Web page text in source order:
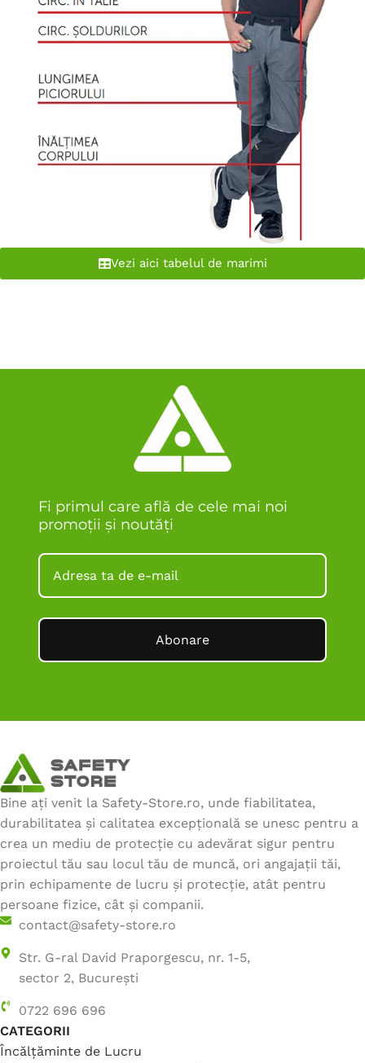
Vezi aici tabelul de marimi
Fi primul care află de cele mai noi
promoții și noutăți
Abonare
Bine ați venit la Safety-Store.ro, unde fiabilitatea,
durabilitatea și calitatea excepțională se unesc pentru a
crea un mediu de protecție cu adevărat sigur pentru
proiectul tău sau locul tău de muncă, ori angajații tăi,
prin echipamente de lucru și protecție, atât pentru
persoane fizice, cât și companii.
contact@safety-store.ro
Str. G-ral David Praporgescu, nr. 1-5,
sector 2, București
0722 696 696
CATEGORII
Încălțăminte de Lucru